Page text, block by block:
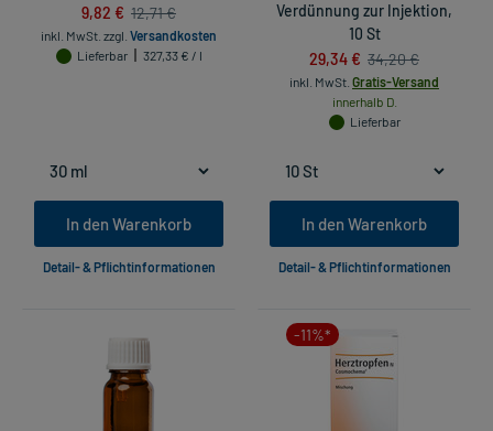
9,82 € 12,71 €
inkl. MwSt. zzgl. Versandkosten
Lieferbar
327,33 € / l
In den Warenkorb
Detail- & Pflichtinformationen
Verdünnung zur Injektion,
10 St
29,34 € 34,20 €
inkl. MwSt. Gratis-Versand
innerhalb D.
Lieferbar
In den Warenkorb
Detail- & Pflichtinformationen
-11%*